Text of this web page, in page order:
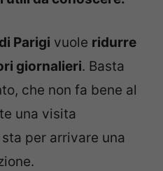
Parigi vuole ridurre
giornalieri. Basta
che non fa bene al
una visita
per arrivare una